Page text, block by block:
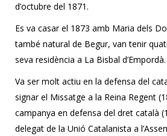
d’octubre del 1871.
Es va casar el 1873 amb Maria dels
també natural de Begur, van tenir
seva residència a La Bisbal d’Empordà.
Va ser molt actiu en la defensa del
signar el Missatge a la Reina Regent
campanya en defensa del dret català
delegat de la Unió Catalanista a